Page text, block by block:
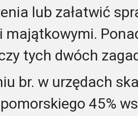
lub załatwić
majątkowymi.
tych dwóch
br. w urzędach
45%